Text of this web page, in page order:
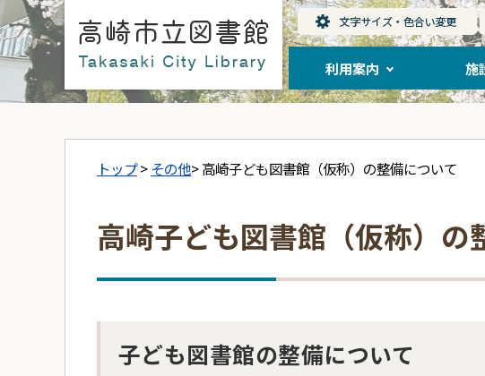
利用案内 施
トップ> その他> 高崎子ども図書館（仮称）の整備について
高崎子ども図書館（仮称）の
子ども図書館の整備について